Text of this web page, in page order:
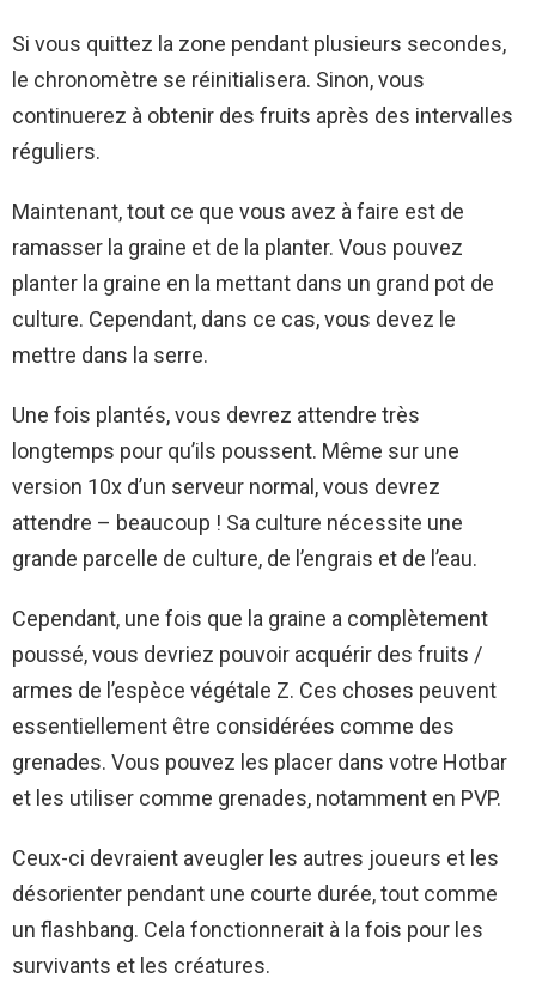
Si vous quittez la zone pendant plusieurs secondes,
le chronomètre se réinitialisera. Sinon, vous
continuerez à obtenir des fruits après des intervalles
réguliers.
Maintenant, tout ce que vous avez à faire est de
ramasser la graine et de la planter. Vous pouvez
planter la graine en la mettant dans un grand pot de
culture. Cependant, dans ce cas, vous devez le
mettre dans la serre.
Une fois plantés, vous devrez attendre très
longtemps pour qu’ils poussent. Même sur une
version 10x d’un serveur normal, vous devrez
attendre – beaucoup ! Sa culture nécessite une
grande parcelle de culture, de l’engrais et de l’eau.
Cependant, une fois que la graine a complètement
poussé, vous devriez pouvoir acquérir des fruits /
armes de l’espèce végétale Z. Ces choses peuvent
essentiellement être considérées comme des
grenades. Vous pouvez les placer dans votre Hotbar
et les utiliser comme grenades, notamment en PVP.
Ceux-ci devraient aveugler les autres joueurs et les
désorienter pendant une courte durée, tout comme
un flashbang. Cela fonctionnerait à la fois pour les
survivants et les créatures.